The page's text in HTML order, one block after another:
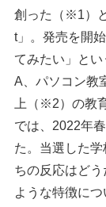
創った（※1）
t」。発売を開
てみたい」と
A、パソコン教
上（※2）の教
では、2022年
た。当選した
ちの反応はど
ような特徴につ